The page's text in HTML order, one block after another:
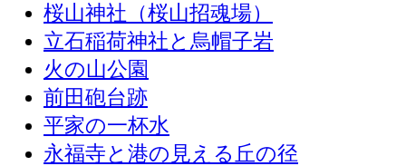
桜山神社（桜山招魂場）
立石稲荷神社と烏帽子岩
火の山公園
前田砲台跡
平家の一杯水
永福寺と港の見える丘の径